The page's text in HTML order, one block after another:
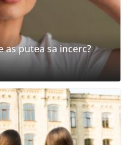
as putea sa incerc?